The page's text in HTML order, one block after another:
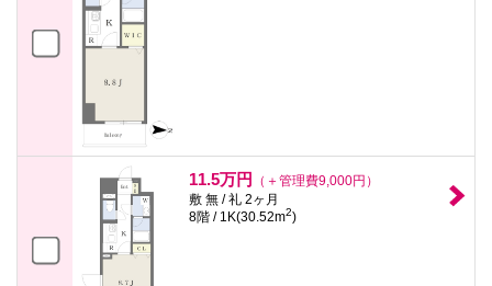
11.5万円
（＋管理費9,000円）
敷 無 / 礼 2ヶ月
8階 / 1K(30.52m2)